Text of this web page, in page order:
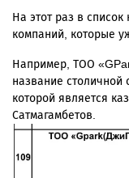
На этот раз в
компаний, которые
Например, ТОО
название столичной
которой является
Сатмагамбетов.